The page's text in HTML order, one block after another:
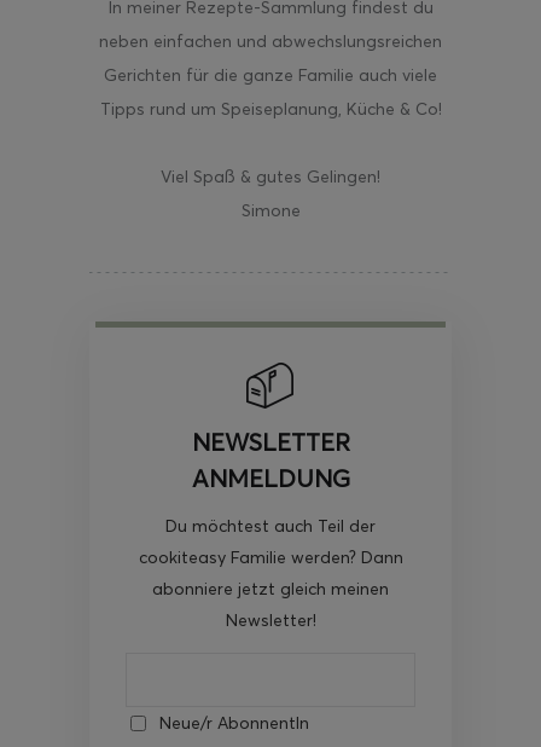
In meiner Rezepte-Sammlung findest du
neben einfachen und abwechslungsreichen
Gerichten für die ganze Familie auch viele
Tipps rund um Speiseplanung, Küche & Co!
Viel Spaß & gutes Gelingen!
Simone
NEWSLETTER
ANMELDUNG
Du möchtest auch Teil der
cookiteasy Familie werden? Dann
abonniere jetzt gleich meinen
Newsletter!
Neue/r AbonnentIn